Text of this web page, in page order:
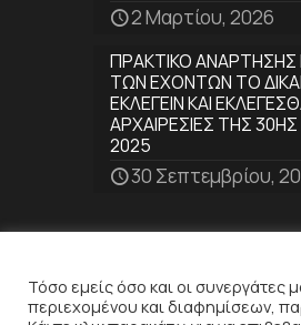
2 Μαρτίου, 2026
ΠΡΑΚΤΙΚΟ
ΤΩΝ ΕΧΟΝΤΩΝ ΤΟ
ΕΚΛΕΓΕΙΝ ΚΑΙ
ΑΡΧΑΙΡΕΣΙΕΣ ΤΗΣ
2025
30 Σεπτεμβρίου,
© 2022ITeQ AE| All
Τόσο εμείς όσο και οι συνεργάτες
περιεχομένου και διαφημίσεων,